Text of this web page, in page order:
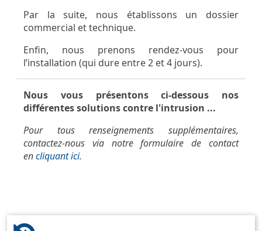
Par la suite, nous établissons un dossier
commercial et technique.
Enfin, nous prenons rendez-vous pour
l’installation (qui dure entre 2 et 4 jours).
Nous vous présentons ci-dessous nos
différentes solutions contre l'intrusion ...
Pour tous renseignements supplémentaires,
contactez-nous via notre formulaire de contact
encliquant ici.